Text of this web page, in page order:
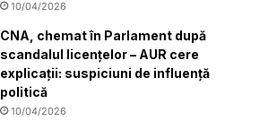
10/04/2026
CNA, chemat în Parlament după
scandalul licențelor – AUR cere
explicații: suspiciuni de influență
politică
10/04/2026